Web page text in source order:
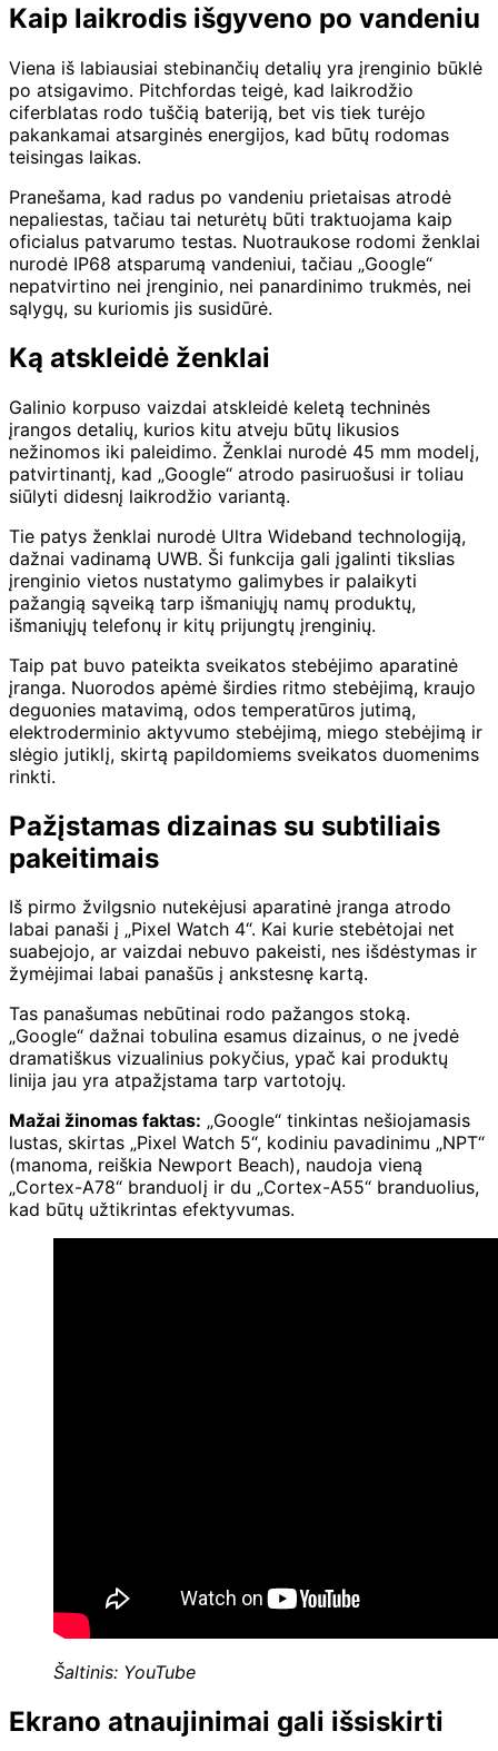
Kaip laikrodis išgyveno po vandeniu
Viena iš labiausiai stebinančių detalių yra įrenginio būklė
po atsigavimo. Pitchfordas teigė, kad laikrodžio
ciferblatas rodo tuščią bateriją, bet vis tiek turėjo
pakankamai atsarginės energijos, kad būtų rodomas
teisingas laikas.
Pranešama, kad radus po vandeniu prietaisas atrodė
nepaliestas, tačiau tai neturėtų būti traktuojama kaip
oficialus patvarumo testas. Nuotraukose rodomi ženklai
nurodė IP68 atsparumą vandeniui, tačiau „Google“
nepatvirtino nei įrenginio, nei panardinimo trukmės, nei
sąlygų, su kuriomis jis susidūrė.
Ką atskleidė ženklai
Galinio korpuso vaizdai atskleidė keletą techninės
įrangos detalių, kurios kitu atveju būtų likusios
nežinomos iki paleidimo. Ženklai nurodė 45 mm modelį,
patvirtinantį, kad „Google“ atrodo pasiruošusi ir toliau
siūlyti didesnį laikrodžio variantą.
Tie patys ženklai nurodė Ultra Wideband technologiją,
dažnai vadinamą UWB. Ši funkcija gali įgalinti tikslias
įrenginio vietos nustatymo galimybes ir palaikyti
pažangią sąveiką tarp išmaniųjų namų produktų,
išmaniųjų telefonų ir kitų prijungtų įrenginių.
Taip pat buvo pateikta sveikatos stebėjimo aparatinė
įranga. Nuorodos apėmė širdies ritmo stebėjimą, kraujo
deguonies matavimą, odos temperatūros jutimą,
elektroderminio aktyvumo stebėjimą, miego stebėjimą ir
slėgio jutiklį, skirtą papildomiems sveikatos duomenims
rinkti.
Pažįstamas dizainas su subtiliais
pakeitimais
Iš pirmo žvilgsnio nutekėjusi aparatinė įranga atrodo
labai panaši į „Pixel Watch 4“. Kai kurie stebėtojai net
suabejojo, ar vaizdai nebuvo pakeisti, nes išdėstymas ir
žymėjimai labai panašūs į ankstesnę kartą.
Tas panašumas nebūtinai rodo pažangos stoką.
„Google“ dažnai tobulina esamus dizainus, o ne įvedė
dramatiškus vizualinius pokyčius, ypač kai produktų
linija jau yra atpažįstama tarp vartotojų.
Mažai žinomas faktas: „Google“ tinkintas nešiojamasis
lustas, skirtas „Pixel Watch 5“, kodiniu pavadinimu „NPT“
(manoma, reiškia Newport Beach), naudoja vieną
„Cortex-A78“ branduolį ir du „Cortex-A55“ branduolius,
kad būtų užtikrintas efektyvumas.
Šaltinis: YouTube
Ekrano atnaujinimai gali išsiskirti